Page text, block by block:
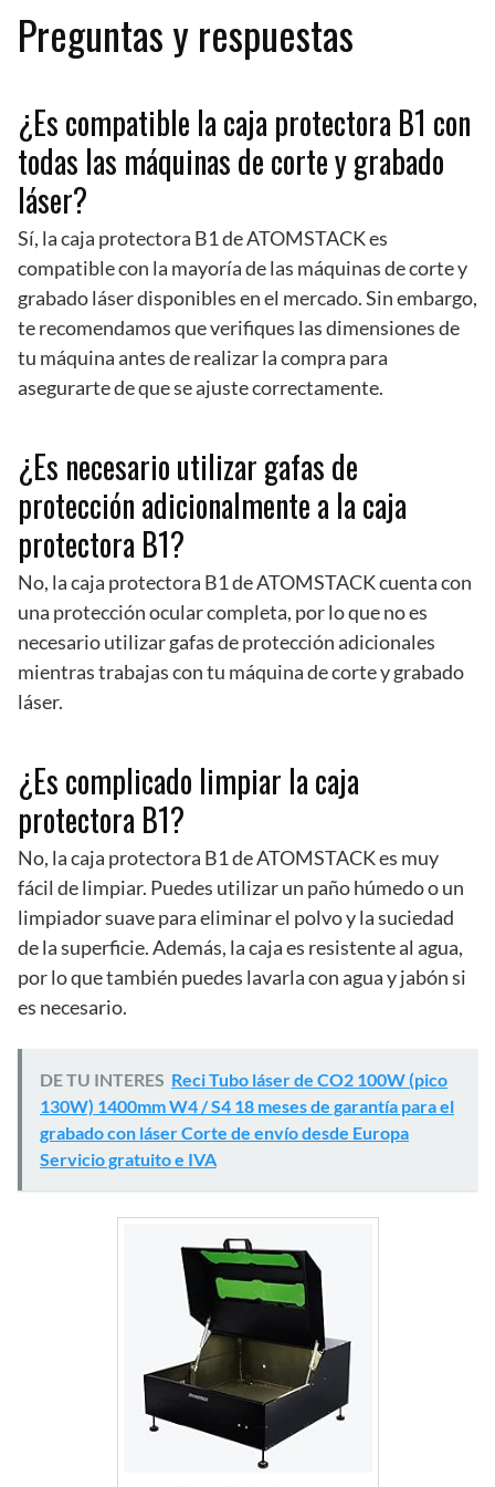
Preguntas y respuestas
¿Es compatible la caja protectora B1 con
todas las máquinas de corte y grabado
láser?
Sí, la caja protectora B1 de ATOMSTACK es
compatible con la mayoría de las máquinas de corte y
grabado láser disponibles en el mercado. Sin embargo,
te recomendamos que verifiques las dimensiones de
tu máquina antes de realizar la compra para
asegurarte de que se ajuste correctamente.
¿Es necesario utilizar gafas de
protección adicionalmente a la caja
protectora B1?
No, la caja protectora B1 de ATOMSTACK cuenta con
una protección ocular completa, por lo que no es
necesario utilizar gafas de protección adicionales
mientras trabajas con tu máquina de corte y grabado
láser.
¿Es complicado limpiar la caja
protectora B1?
No, la caja protectora B1 de ATOMSTACK es muy
fácil de limpiar. Puedes utilizar un paño húmedo o un
limpiador suave para eliminar el polvo y la suciedad
de la superficie. Además, la caja es resistente al agua,
por lo que también puedes lavarla con agua y jabón si
es necesario.
DE TU INTERES Reci Tubo láser de CO2 100W (pico
130W) 1400mm W4 / S4 18 meses de garantía para el
grabado con láser Corte de envío desde Europa
Servicio gratuito e IVA